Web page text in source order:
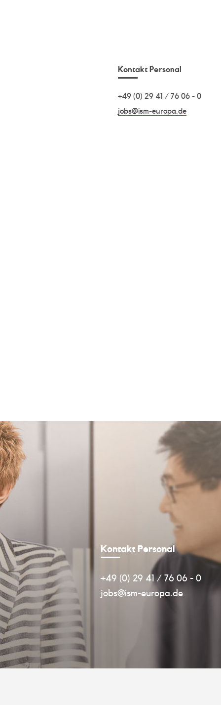
Kontakt Personal
+49 (0) 29 41 / 76 06 - 0
jobs@ism-europa.de
Kontakt Personal
+49 (0) 29 41 / 76 06 - 0
jobs@ism-europa.de